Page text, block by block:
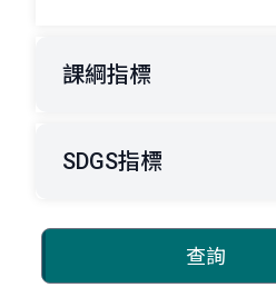
課綱指標
SDGS指標
查詢